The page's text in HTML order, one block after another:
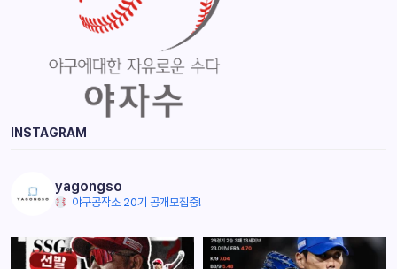
INSTAGRAM
yagongso
야구공작소 20기 공개모집중!